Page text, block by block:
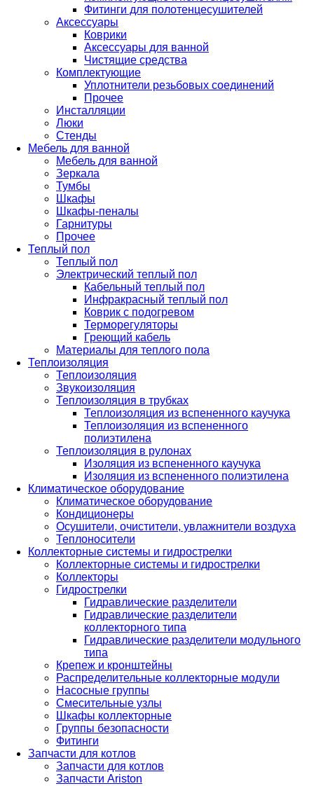
Фитинги для полотенцесушителей
Аксессуары
Коврики
Аксессуары для ванной
Чистящие средства
Комплектующие
Уплотнители резьбовых соединений
Прочее
Инсталляции
Люки
Стенды
Мебель для ванной
Мебель для ванной
Зеркала
Тумбы
Шкафы
Шкафы-пеналы
Гарнитуры
Прочее
Теплый пол
Теплый пол
Электрический теплый пол
Кабельный теплый пол
Инфракрасный теплый пол
Коврик с подогревом
Терморегуляторы
Греющий кабель
Материалы для теплого пола
Теплоизоляция
Теплоизоляция
Звукоизоляция
Теплоизоляция в трубках
Теплоизоляция из вспененного каучука
Теплоизоляция из вспененного
полиэтилена
Теплоизоляция в рулонах
Изоляция из вспененного каучука
Изоляция из вспененного полиэтилена
Климатическое оборудование
Климатическое оборудование
Кондиционеры
Осушители, очистители, увлажнители воздуха
Теплоносители
Коллекторные системы и гидрострелки
Коллекторные системы и гидрострелки
Коллекторы
Гидрострелки
Гидравлические разделители
Гидравлические разделители
коллекторного типа
Гидравлические разделители модульного
типа
Крепеж и кронштейны
Распределительные коллекторные модули
Насосные группы
Смесительные узлы
Шкафы коллекторные
Группы безопасности
Фитинги
Запчасти для котлов
Запчасти для котлов
Запчасти Ariston